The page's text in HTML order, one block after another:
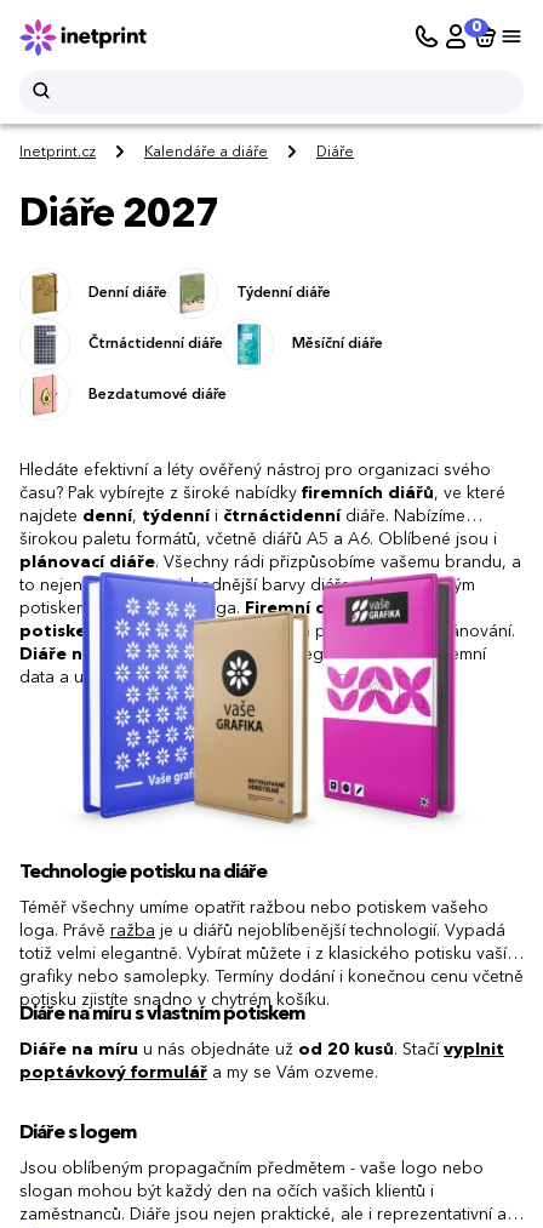
0
Inetprint.cz Kalendáře a diáře Diáře
Diáře 2027
Denní diáře Týdenní diáře
Čtrnáctidenní diáře Měsíční diáře
Bezdatumové diáře
Hledáte efektivní a léty ověřený nástroj pro organizaci svého
času? Pak vybírejte z široké nabídky firemních diářů, ve které
najdete denní, týdenníi čtrnáctidennídiáře. Nabízíme
širokou paletu formátů, včetně diářů A5 a A6. Oblíbené jsou i
plánovací diáře. Všechny rádi přizpůsobíme vašemu brandu, a
to nejen výběrem nejvhodnější barvy diáře, ale i samotným
potiskem nebo ražbou loga. Firemní diáře s vlastním
potiskem
jsou skvělým pomocníkem pro pravidelné plánování.
Diáře na míruvám navíc umožní integrovat důležitá firemní
data a události přímo do designu.
Technologie potisku na diáře
Téměř všechny umíme opatřit ražbou nebo potiskem vašeho
loga. Právě ražba je u diářů nejoblíbenější technologií. Vypadá
totiž velmi elegantně. Vybírat můžete i z klasického potisku vaší
grafiky nebo samolepky. Termíny dodání i konečnou cenu včetně
potisku zjistíte snadno v chytrém košíku.
Diáře na míru s vlastním potiskem
Diáře na míru u nás objednáte už od 20 kusů. Stačí vyplnit
poptávkový formulář a my se Vám ozveme.
Diáře s logem
Jsou oblíbeným propagačním předmětem - vaše logo nebo
slogan mohou být každý den na očích vašich klientů i
zaměstnanců. Diáře jsou nejen praktické, ale i reprezentativní a